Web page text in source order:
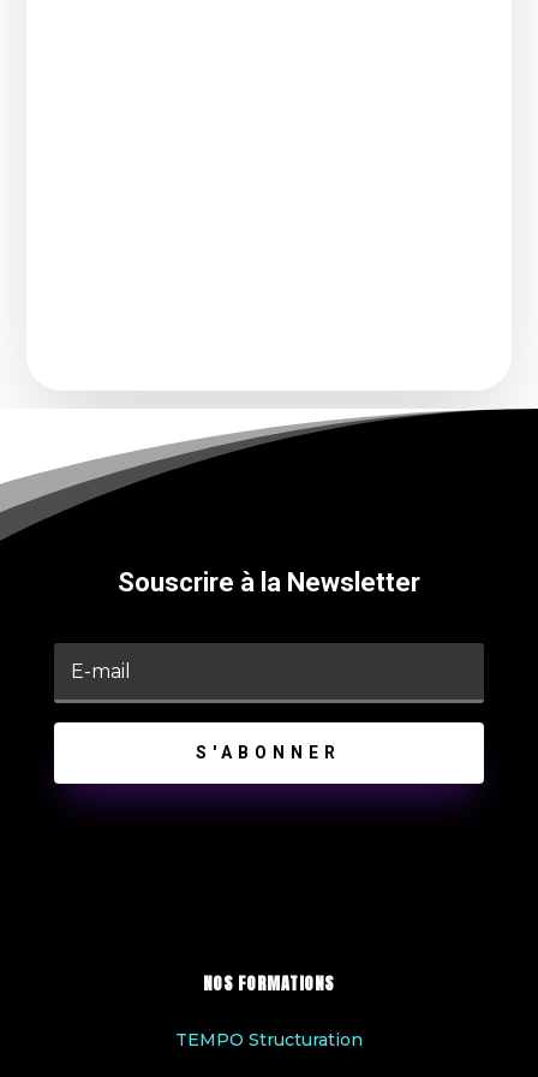
Souscrire à la Newsletter
S'ABONNER
NOS FORMATIONS
TEMPO Structuration